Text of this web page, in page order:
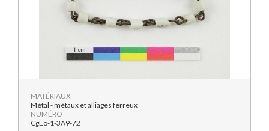
MATÉRIAUX
Métal - métaux et alliages ferreux
NUMÉRO
CgEo-1-3A9-72